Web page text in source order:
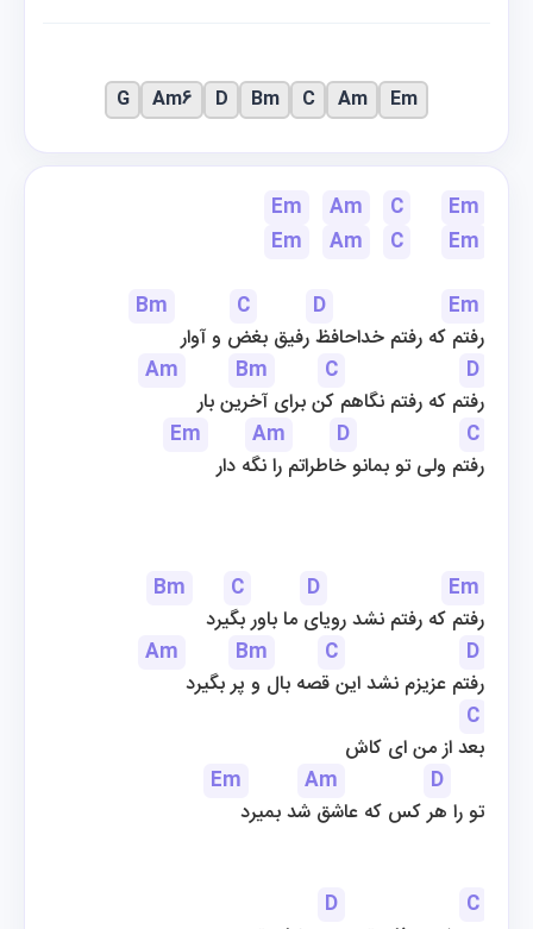
Em Am C
Em
Em
Am C
Em
Bm
C D
Em
رفتم که رفتم خداحافظ رفیق بغض و آوار
Am
Bm C
D
رفتم که رفتم نگاهم کن برای آخرین بار
Em
Am D
C
رفتم ولی تو بمانو خاطراتم را نگه دار
Bm C D
Em
رفتم که رفتم نشد رویای ما باور بگیرد
Am
Bm C
D
رفتم عزیزم نشد این قصه بال و پر بگیرد
C
بعد از من ای کاش
Em
Am
D
تو را هر کس که عاشق شد بمیرد
D
C
Em
Am
C
Bm
D
Am6
G